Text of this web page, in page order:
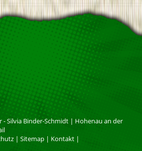
- Silvia Binder-Schmidt | Hohenau an der
|Sitemap | Kontakt |